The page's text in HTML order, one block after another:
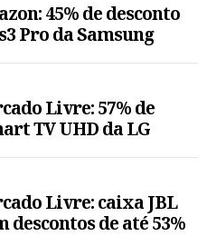
45% de desconto
Pro da Samsung
Livre: 57% de
TV UHD da LG
Livre: caixa JBL
descontos de até 53%